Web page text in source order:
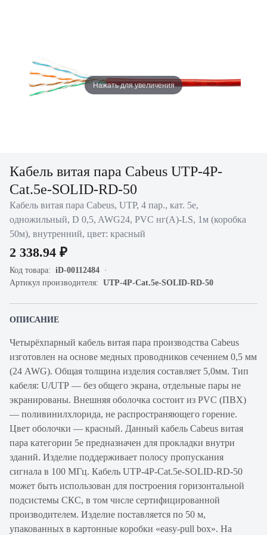
Нажать для увеличения
Кабель витая пара Cabeus UTP-4P-
Cat.5e-SOLID-RD-50
Кабель витая пара Cabeus, UTP, 4 пар., кат. 5е,
одножильный, D 0,5, AWG24, PVC нг(А)-LS, 1м (коробка
50м), внутренний, цвет: красный
2 338.94 ₽
Код товара: iD-00112484
Артикул производителя: UTP-4P-Cat.5e-SOLID-RD-50
ОПИСАНИЕ
Четырёхпарный кабель витая пара производства Cabeus
изготовлен на основе медных проводников сечением 0,5 мм
(24 AWG). Общая толщина изделия составляет 5,0мм. Тип
кабеля: U/UTP — без общего экрана, отдельные пары не
экранированы. Внешняя оболочка состоит из PVC (ПВХ)
— поливинилхлорида, не распространяющего горение.
Цвет оболочки — красный. Данный кабель Cabeus витая
пара категории 5е предназначен для прокладки внутри
зданий. Изделие поддерживает полосу пропускания
сигнала в 100 МГц. Кабель UTP-4P-Cat.5e-SOLID-RD-50
может быть использован для построения горизонтальной
подсистемы СКС, в том числе сертифицированной
производителем. Изделие поставляется по 50 м,
упакованных в картонные коробки «easy-pull box». На